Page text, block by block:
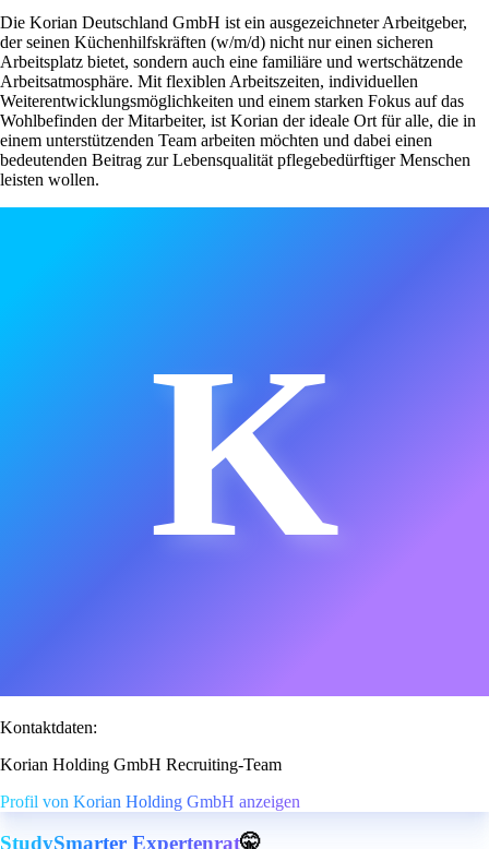
Die Korian Deutschland GmbH ist ein ausgezeichneter Arbeitgeber,
der seinen Küchenhilfskräften (w/m/d) nicht nur einen sicheren
Arbeitsplatz bietet, sondern auch eine familiäre und wertschätzende
Arbeitsatmosphäre. Mit flexiblen Arbeitszeiten, individuellen
Weiterentwicklungsmöglichkeiten und einem starken Fokus auf das
Wohlbefinden der Mitarbeiter, ist Korian der ideale Ort für alle, die in
einem unterstützenden Team arbeiten möchten und dabei einen
bedeutenden Beitrag zur Lebensqualität pflegebedürftiger Menschen
leisten wollen.
K
Kontaktdaten:
Korian Holding GmbH Recruiting-Team
Profil von Korian Holding GmbH anzeigen
StudySmarter Expertenrat🤫